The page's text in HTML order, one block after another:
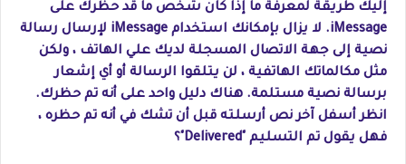
إليك طريقة لمعرفة ما إذا كان شخص ما قد حظرك على
iMessage. لا يزال بإمكانك استخدام iMessage لإرسال رسالة
نصية إلى جهة الاتصال المسجلة لديك علي الهاتف ، ولكن
مثل مكالماتك الهاتفية ، لن يتلقوا الرسالة أو أي إشعار
برسالة نصية مستلمة. هناك دليل واحد على أنه تم حظرك.
انظر أسفل آخر نص أرسلته قبل أن تشك في أنه تم حظره ،
فهل يقول تم التسليم "Delivered"؟